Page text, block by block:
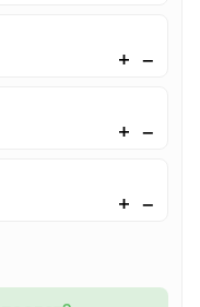
+ –
+ –
+ –